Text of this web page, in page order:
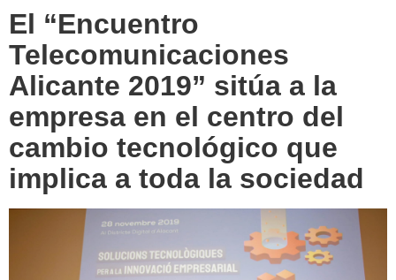
El “Encuentro
Telecomunicaciones
Alicante 2019” sitúa a la
empresa en el centro del
cambio tecnológico que
implica a toda la sociedad